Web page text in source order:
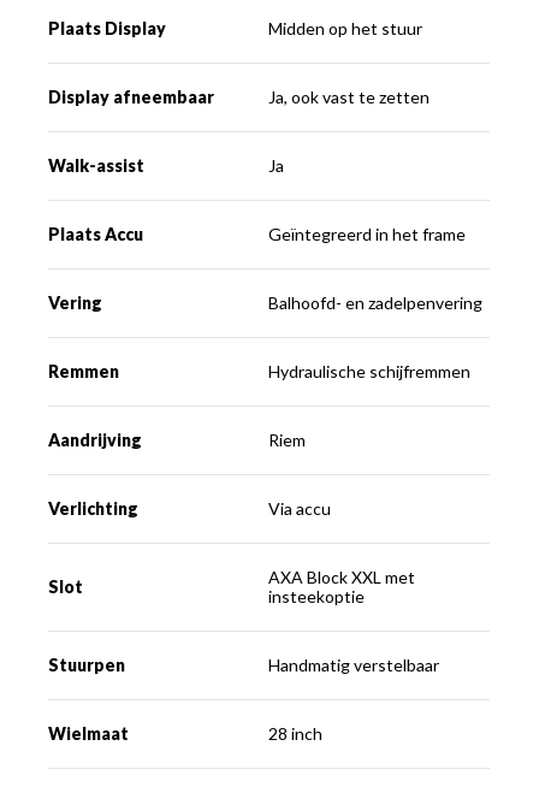
Plaats Display Midden op het stuur
Display afneembaar Ja, ook vast te zetten
Walk-assist Ja
Plaats Accu Geïntegreerd in het frame
Vering Balhoofd- en zadelpenvering
Remmen Hydraulische schijfremmen
Aandrijving Riem
Verlichting Via accu
Slot
AXA Block XXL met
insteekoptie
Stuurpen Handmatig verstelbaar
Wielmaat 28 inch